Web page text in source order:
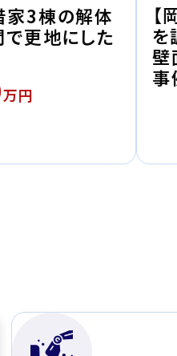
家3棟の解体
更地にした
万円
を
壁
事